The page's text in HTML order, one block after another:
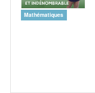
Mathématiques